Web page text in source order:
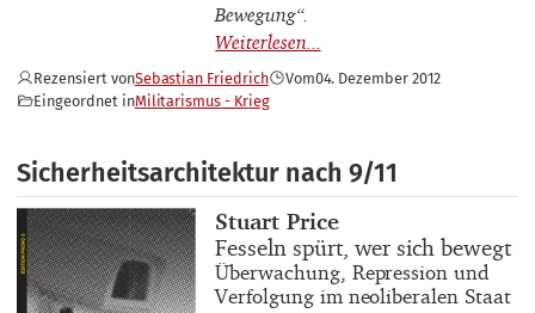
Bewegung“.
Rezensiert vonSebastian Friedrich Vom04. Dezember 2012
Eingeordnet inMilitarismus - Krieg
Sicherheitsarchitektur nach 9/11
Buchautor_innen
Stuart Price
Buchtitel
Fesseln spürt, wer sich bewegt
Buchuntertitel
Überwachung, Repression und
Verfolgung im neoliberalen Staat